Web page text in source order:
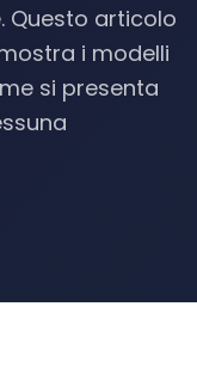
Questo articolo
i modelli
si presenta